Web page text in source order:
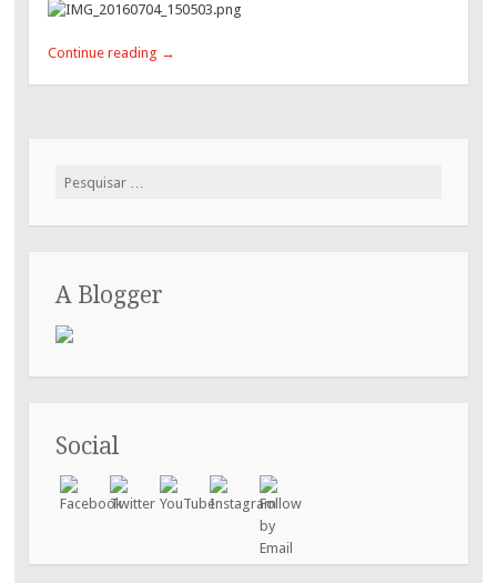
Continue reading →
Pesquisar
A Blogger
Social